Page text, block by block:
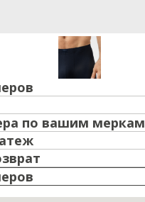
по вашим меркам